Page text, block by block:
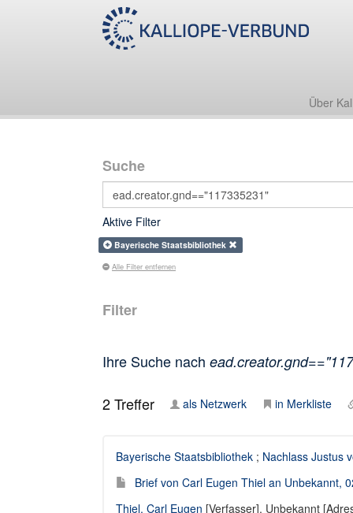
Über
Suche
Aktive Filter
Bayerische Staatsbibliothek
Alle Filter entfernen
Filter
Ihre Suche nach
2Treffer als Netzwerk in Merkliste
Bayerische Staatsbibliothek ; Nachlass Justus
Brief von Carl Eugen Thiel an Unbekannt,
Thiel, Carl Eugen [Verfasser], Unbekannt